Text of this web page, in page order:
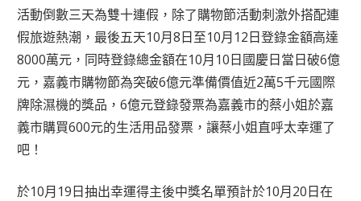
活動倒數三天為雙十連假，除了購物節活動刺激外搭配連
假旅遊熱潮，最後五天10月8日至10月12日登錄金額高達
8000萬元，同時登錄總金額在10月10日國慶日當日破6億
元，嘉義市購物節為突破6億元準備價值近2萬5千元國際
牌除濕機的獎品，6億元登錄發票為嘉義市的蔡小姐於嘉
義市購買600元的生活用品發票，讓蔡小姐直呼太幸運了
吧！
於10月19日抽出幸運得主後中獎名單預計於10月20日在